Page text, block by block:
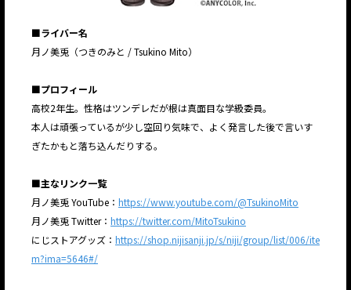
JP
■ライバー名
月ノ美兎（つきのみと / Tsukino Mito）
■プロフィール
高校2年生。性格はツンデレだが根は真面目な学級委員。
本人は頑張っているが少し空回り気味で、よく発言した後で言いす
ぎたかもと落ち込んだりする。
■主なリンク一覧
月ノ美兎 YouTube： https://www.youtube.com/@TsukinoMito
月ノ美兎 Twitter： https://twitter.com/MitoTsukino
にじストアグッズ： https://shop.nijisanji.jp/s/niji/group/list/006/ite
m?ima=5646#/